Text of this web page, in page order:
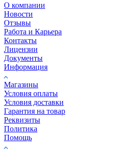
О компании
Новости
Отзывы
Работа и Карьера
Контакты
Лицензии
Документы
Информация
Магазины
Условия оплаты
Условия доставки
Гарантия на товар
Реквизиты
Политика
Помощь